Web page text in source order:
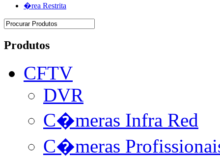
�rea Restrita
Produtos
CFTV
DVR
C�meras Infra Red
C�meras